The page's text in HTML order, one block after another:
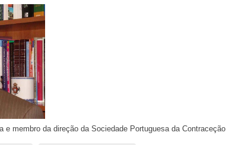
e membro da direção da Sociedade Portuguesa da Contraceção